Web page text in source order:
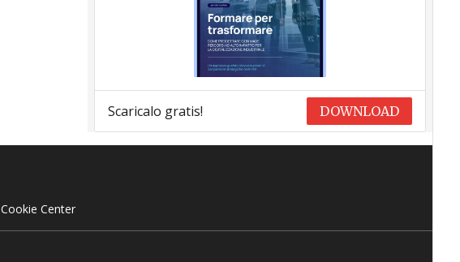
Scaricalo gratis! DOWNLOAD
Cookie Center